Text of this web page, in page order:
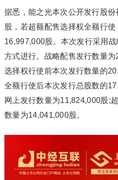
据悉，能之光本次公开发行股
股，若超额配售选择权全额行
16,997,000股。本次发行采用
方式进行。战略配售发行数量
选择权行使前本次发行数量的
全额行使后本次发行总股数的
网上发行数量为11,824,000股;
数量为14,041,000股。